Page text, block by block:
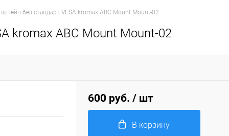
без стандарт.VESA kromax ABC Mount Mount-02
kromax ABC Mount Mount-02
600 руб. / шт
В корзину